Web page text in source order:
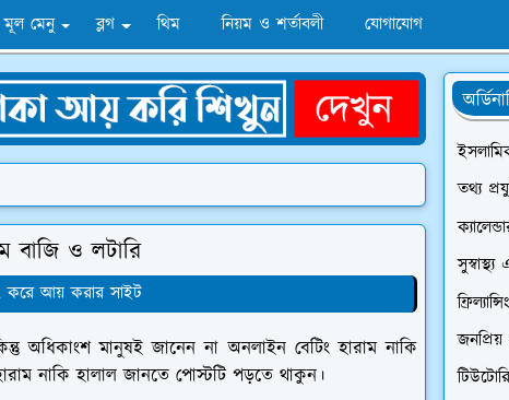
মূল মেনু ব্লগ থিম নিয়ম ও শর্তাবলী যোগাযোগ
বাজি ও লটারি
করে আয় করার সাইট
অধিকাংশ মানুষই জানেন না অনলাইন বেটিং হারাম নাকি
নাকি হালাল জানতে পোস্টটি পড়তে থাকুন।
তথ্য